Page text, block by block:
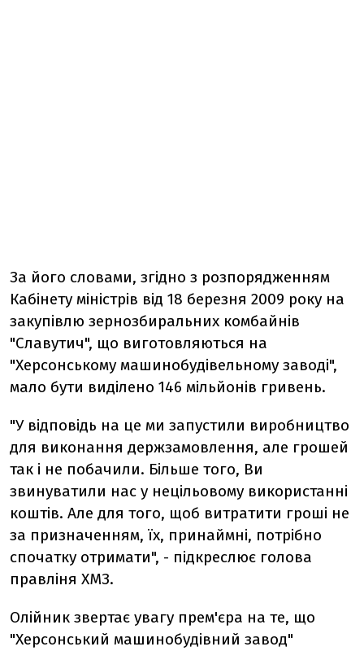
За його словами, згідно з розпорядженням
Кабінету міністрів від 18 березня 2009 року на
закупівлю зернозбиральних комбайнів
"Славутич", що виготовляються на
"Херсонському машинобудівельному заводі",
мало бути виділено 146 мільйонів гривень.
"У відповідь на це ми запустили виробництво
для виконання держзамовлення, але грошей
так і не побачили. Більше того, Ви
звинуватили нас у нецільовому використанні
коштів. Але для того, щоб витратити гроші не
за призначенням, їх, принаймні, потрібно
спочатку отримати", - підкреслює голова
правліня ХМЗ.
Олійник звертає увагу прем'єра на те, що
"Херсонський машинобудівний завод"